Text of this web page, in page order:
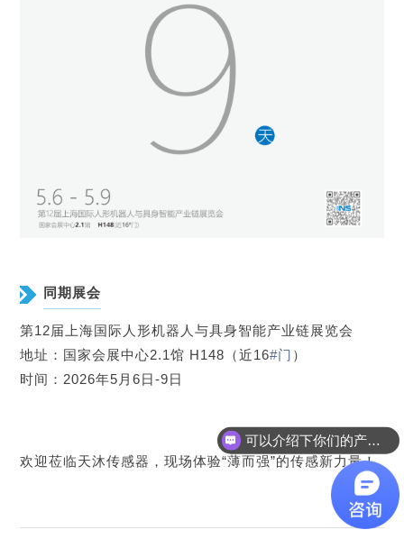
同期展会
第12届上海国际人形机器人与具身智能产业链展览会
地址：国家会展中心2.1馆 H148（近16#门 ）
时间：2026年5月6日-9日
欢迎莅临天沐传感器，现场体验“薄而强”的传感新力量！
可以介绍下你们的产品么？